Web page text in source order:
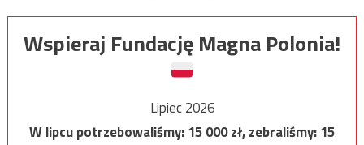
Wspieraj Fundację Magna Polonia!
Lipiec 2026
W lipcu potrzebowaliśmy:15 000zł, zebraliśmy:15